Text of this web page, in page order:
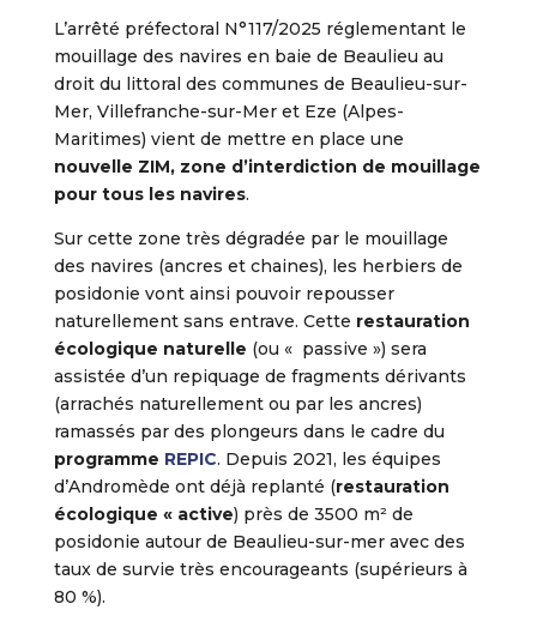
L’arrêté préfectoral N°117/2025 réglementant le
mouillage des navires en baie de Beaulieu au
droit du littoral des communes de Beaulieu-sur-
Mer, Villefranche-sur-Mer et Eze (Alpes-
Maritimes) vient de mettre en place une
nouvelle ZIM, zone d’interdiction de mouillage
pour tous les navires.
Sur cette zone très dégradée par le mouillage
des navires (ancres et chaines), les herbiers de
posidonie vont ainsi pouvoir repousser
naturellement sans entrave. Cette restauration
écologique naturelle (ou « passive ») sera
assistée d’un repiquage de fragments dérivants
(arrachés naturellement ou par les ancres)
ramassés par des plongeurs dans le cadre du
programme REPIC. Depuis 2021, les équipes
d’Andromède ont déjà replanté (restauration
écologique « active) près de 3500 m² de
posidonie autour de Beaulieu-sur-mer avec des
taux de survie très encourageants (supérieurs à
80 %).